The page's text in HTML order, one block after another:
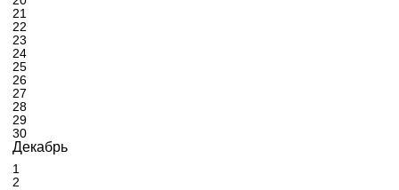
21
22
23
24
25
26
27
28
29
30
Декабрь
1
2